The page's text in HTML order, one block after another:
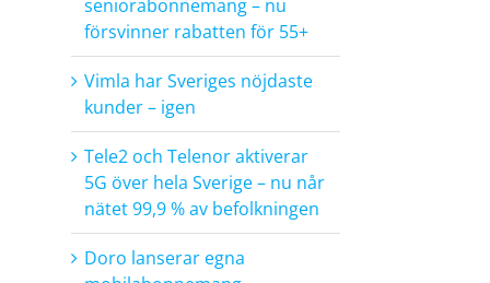
seniorabonnemang – nu
försvinner rabatten för 55+
Vimla har Sveriges nöjdaste
kunder – igen
Tele2 och Telenor aktiverar
5G över hela Sverige – nu når
nätet 99,9 % av befolkningen
Doro lanserar egna